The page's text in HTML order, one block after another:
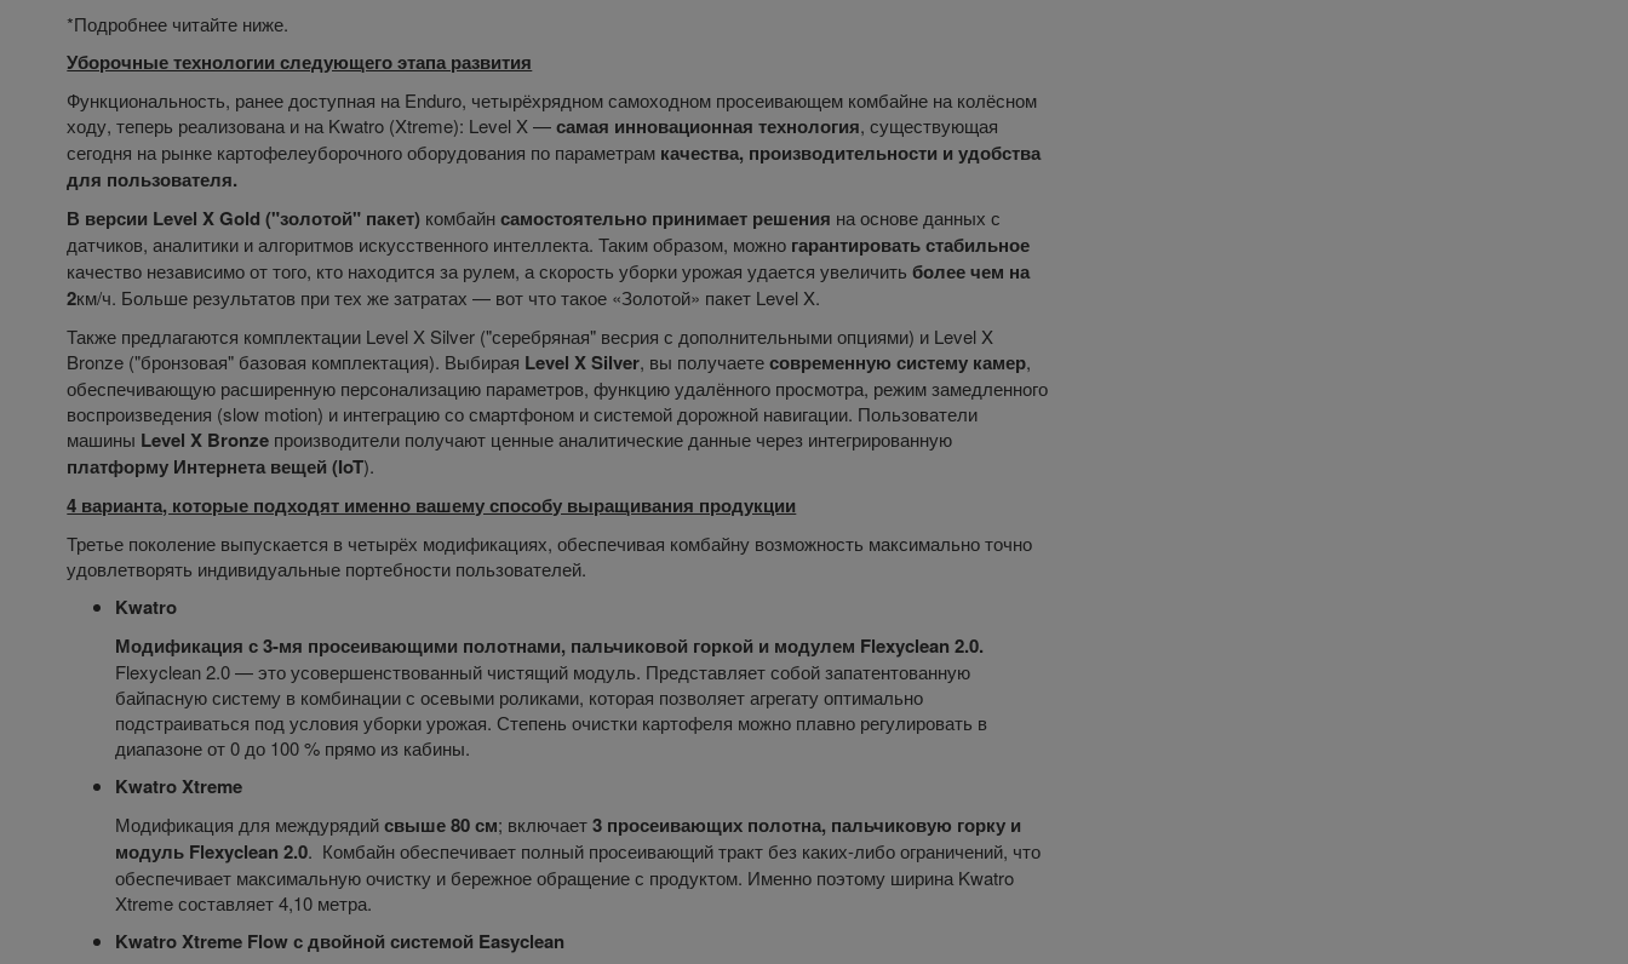
*Подробнее читайте ниже.
Уборочные технологии следующего этапа развития
Функциональность, ранее доступная на Enduro, четырёхрядном самоходном просеивающем комбайне на колёсном
ходу, теперь реализована и на Kwatro (Xtreme): Level X —самая инновационная технология, существующая
сегодня на рынке картофелеуборочного оборудования по параметрам качества, производительности и удобства
для пользователя.
В версии Level X Gold ("золотой" пакет) комбайнсамостоятельно принимает решения на основе данных с
датчиков, аналитики и алгоритмов искусственного интеллекта. Таким образом, можно гарантировать стабильное
качество независимо от того, кто находится за рулем, а скорость уборки урожая удается увеличитьболее чем на
2км/ч. Больше результатов при тех же затратах — вот что такое «Золотой» пакет Level X.
Также предлагаются комплектации Level X Silver ("серебряная" весрия с дополнительными опциями) и Level X
Bronze ("бронзовая" базовая комплектация). Выбирая Level X Silver, вы получаетесовременную систему камер,
обеспечивающую расширенную персонализацию параметров, функцию удалённого просмотра, режим замедленного
воспроизведения (slow motion) и интеграцию со смартфоном и системой дорожной навигации. Пользователи
машины Level X Bronze производители получают ценные аналитические данные через интегрированную
платформу Интернета вещей (IoT).
4 варианта, которые подходят именно вашему способу выращивания продукции
Третье поколение выпускается в четырёх модификациях, обеспечивая комбайну возможность максимально точно
удовлетворять индивидуальные портебности пользователей.
Kwatro
Модификация с 3-мя просеивающими полотнами, пальчиковой горкой и модулем Flexyclean 2.0.
Flexyclean 2.0 — это усовершенствованный чистящий модуль. Представляет собой запатентованную
байпасную систему в комбинации с осевыми роликами, которая позволяет агрегату оптимально
подстраиваться под условия уборки урожая. Степень очистки картофеля можно плавно регулировать в
диапазоне от 0 до 100 % прямо из кабины.
Kwatro Xtreme
Модификация для междурядийсвыше 80 см; включает3 просеивающих полотна, пальчиковую горку и
модуль Flexyclean 2.0. Комбайн обеспечивает полный просеивающий тракт без каких-либо ограничений, что
обеспечивает максимальную очистку и бережное обращение с продуктом. Именно поэтому ширина Kwatro
Xtreme составляет 4,10 метра.
Kwatro Xtreme Flow с двойной системой Easyclean